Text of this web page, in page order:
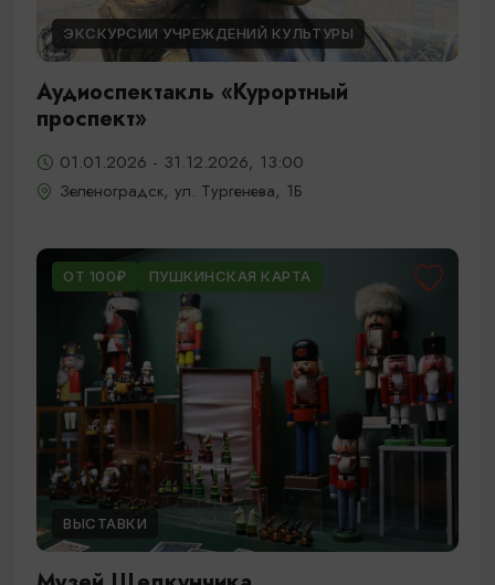
ЭКСКУРСИИ УЧРЕЖДЕНИЙ КУЛЬТУРЫ
Аудиоспектакль «Курортный
проспект»
01.01.2026 - 31.12.2026, 13:00
Зеленоградск, ул. Тургенева, 1Б
ОТ 100₽ ПУШКИНСКАЯ КАРТА
ВЫСТАВКИ